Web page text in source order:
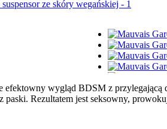
efektowny wygląd BDSM z przylegającą
paski. Rezultatem jest seksowny,